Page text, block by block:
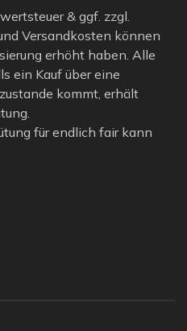
& ggf. zzgl.
Versandkosten können
erhöht haben. Alle
ein Kauf über eine
kommt, erhält
für endlich fair kann